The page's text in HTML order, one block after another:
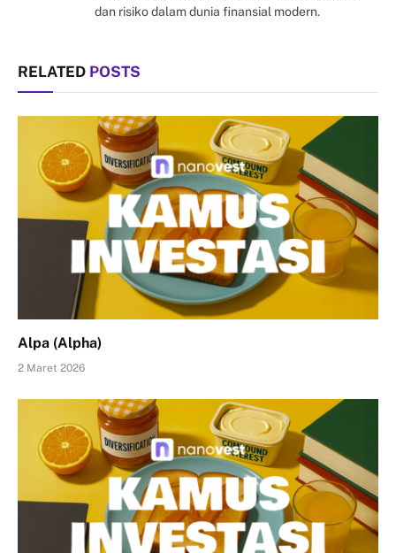
dan risiko dalam dunia finansial modern.
RELATED POSTS
Alpa (Alpha)
2 Maret 2026